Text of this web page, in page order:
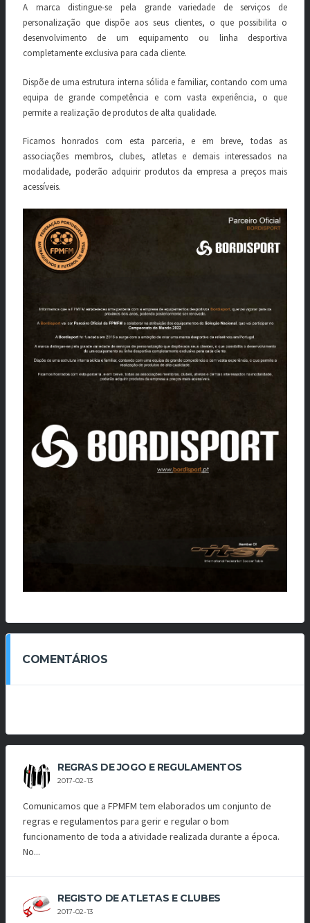
A marca distingue-se pela grande variedade de serviços de
personalização que dispõe aos seus clientes, o que possibilita o
desenvolvimento de um equipamento ou linha desportiva
completamente exclusiva para cada cliente.
Dispõe de uma estrutura interna sólida e familiar, contando com uma
equipa de grande competência e com vasta experiência, o que
permite a realização de produtos de alta qualidade.
Ficamos honrados com esta parceria, e em breve, todas as
associações membros, clubes, atletas e demais interessados na
modalidade, poderão adquirir produtos da empresa a preços mais
acessíveis.
COMENTÁRIOS
REGRAS DE JOGO E REGULAMENTOS
2017-02-13
Comunicamos que a FPMFM tem elaborados um conjunto de
regras e regulamentos para gerir e regular o bom
funcionamento de toda a atividade realizada durante a época.
No...
REGISTO DE ATLETAS E CLUBES
2017-02-13